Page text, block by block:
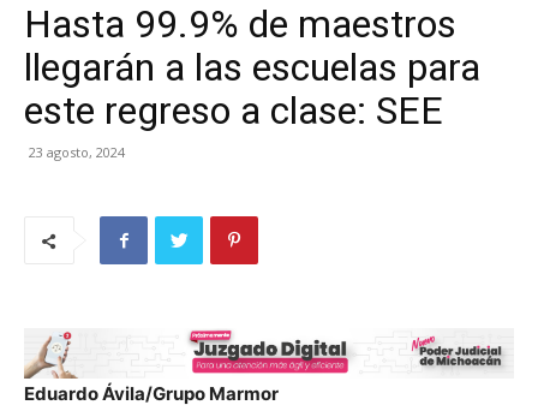
Hasta 99.9% de maestros
llegarán a las escuelas para
este regreso a clase: SEE
23 agosto, 2024
Eduardo Ávila/Grupo Marmor